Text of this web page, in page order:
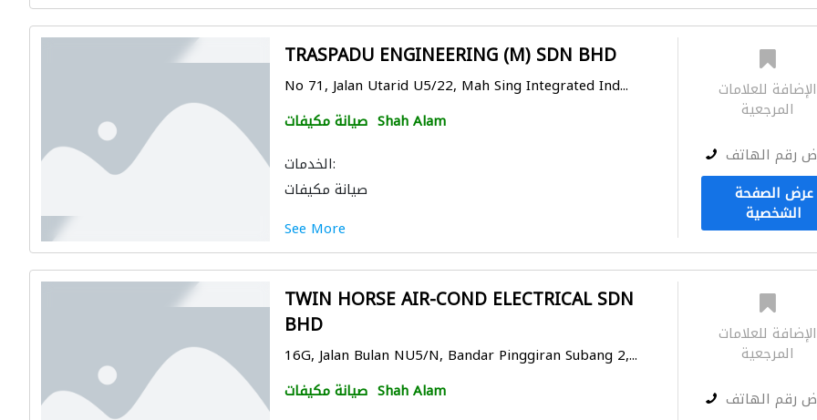
TRASPADU ENGINEERING (M) SDN BHD
No 71, Jalan Utarid U5/22, Mah Sing Integrated Ind...
صيانة مكيفات Shah Alam
الخدمات:
صيانة مكيفات
See More
الإضافة للعلامات
المرجعية
رقم الهاتف
عرض الصفحة
الشخصية
TWIN HORSE AIR-COND ELECTRICAL SDN
BHD
16G, Jalan Bulan NU5/N, Bandar Pinggiran Subang 2,...
صيانة مكيفات Shah Alam
الإضافة للعلامات
المرجعية
رقم الهاتف